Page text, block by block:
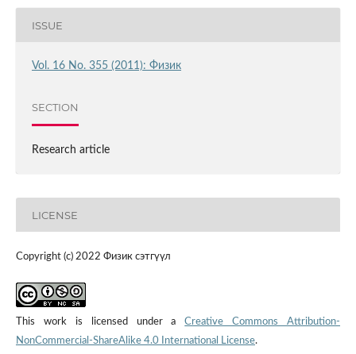
ISSUE
Vol. 16 No. 355 (2011): Физик
SECTION
Research article
LICENSE
Copyright (c) 2022 Физик сэтгүүл
This work is licensed under aCreative Commons Attribution-
NonCommercial-ShareAlike 4.0 International License.